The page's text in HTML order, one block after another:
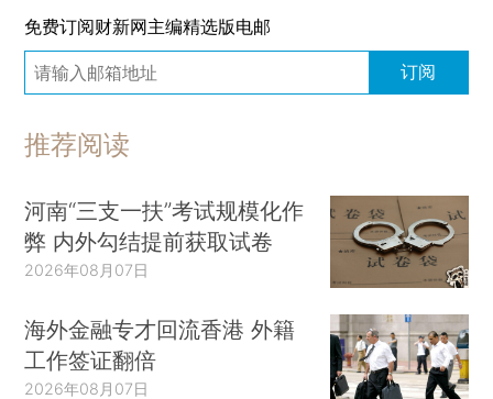
免费订阅财新网主编精选版电邮
订阅
推荐阅读
河南“三支一扶”考试规模化作
弊 内外勾结提前获取试卷
2026年08月07日
海外金融专才回流香港 外籍
工作签证翻倍
2026年08月07日